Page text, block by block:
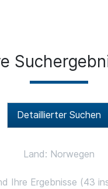
Detaillierter Suchen
Land: Norwegen
Ihre Ergebnisse (43